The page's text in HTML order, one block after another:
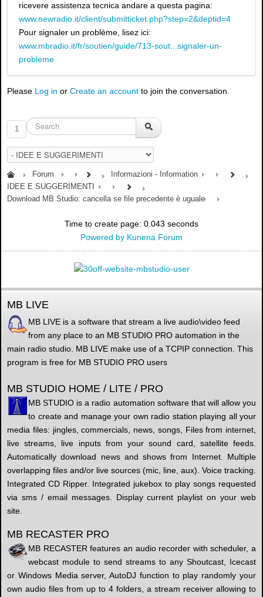
ricevere assistenza tecnica andare a questa pagina:
www.newradio.it/client/submitticket.php?step=2&deptid=4
Pour signaler un problème, lisez ici:
www.mbradio.it/fr/soutien/guide/713-sout...signaler-un-
probleme
Please Log in or Create an account to join the conversation.
1
Forum
Informazioni - Information
IDEE E SUGGERIMENTI
Download MB Studio: cancella se file precedente è uguale
Time to create page: 0.043 seconds
Powered by Kunena Forum
MB LIVE
MB LIVE is a software that stream a live audio\video feed
from any place to an MB STUDIO PRO automation in the
main radio studio. MB LIVE make use of a TCPIP connection. This
program is free for MB STUDIO PRO users
MB STUDIO HOME / LITE / PRO
MB STUDIO is a radio automation software that will allow you
to create and manage your own radio station playing all your
media files: jingles, commercials, news, songs, Files from internet,
live streams, live inputs from your sound card, satellite feeds.
Automatically download news and shows from Internet. Multiple
overlapping files and/or live sources (mic, line, aux). Voice tracking.
Integrated CD Ripper. Integrated jukebox to play songs requested
via sms / email messages. Display current playlist on your web
site.
MB RECASTER PRO
MB RECASTER features an audio recorder with scheduler, a
webcast module to send streams to any Shoutcast, Icecast
or Windows Media server, AutoDJ function to play randomly your
own audio files from up to 4 folders, a stream receiver allowing to